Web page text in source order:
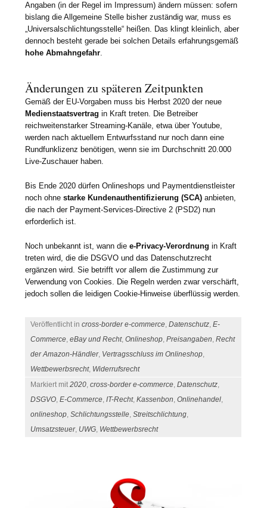
Angaben (in der Regel im Impressum) ändern müssen: sofern
bislang die Allgemeine Stelle bisher zuständig war, muss es
„Universalschlichtungsstelle“ heißen. Das klingt kleinlich, aber
dennoch besteht gerade bei solchen Details erfahrungsgemäß
hohe Abmahngefahr.
Änderungen zu späteren Zeitpunkten
Gemäß der EU-Vorgaben muss bis Herbst 2020 der neue
Medienstaatsvertragin Kraft treten. Die Betreiber
reichweitenstarker Streaming-Kanäle, etwa über Youtube,
werden nach aktuellem Entwurfsstand nur noch dann eine
Rundfunklizenz benötigen, wenn sie im Durchschnitt 20.000
Live-Zuschauer haben.
Bis Ende 2020 dürfen Onlineshops und Paymentdienstleister
noch ohnestarke Kundenauthentifizierung (SCA)anbieten,
die nach der Payment-Services-Directive 2 (PSD2) nun
erforderlich ist.
Noch unbekannt ist, wann diee-Privacy-Verordnung in Kraft
treten wird, die die DSGVO und das Datenschutzrecht
ergänzen wird. Sie betrifft vor allem die Zustimmung zur
Verwendung von Cookies. Die Regeln werden zwar verschärft,
jedoch sollen die leidigen Cookie-Hinweise überflüssig werden.
Veröffentlicht incross-border e-commerce,Datenschutz,E-
Commerce,eBay und Recht,Onlineshop,Preisangaben,Recht
der Amazon-Händler, Vertragsschluss im Onlineshop,
Wettbewerbsrecht, Widerrufsrecht
Markiert mit2020,cross-border e-commerce,Datenschutz,
DSGVO,E-Commerce,IT-Recht,Kassenbon,Onlinehandel,
onlineshop,Schlichtungsstelle,Streitschlichtung,
Umsatzsteuer, UWG, Wettbewerbsrecht